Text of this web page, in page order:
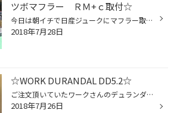
ツボマフラー ＲＭ+ｃ取付☆
今日は朝イチで日産ジュークにマフラー取付です（＾＾） マフラーはフジツボのオーソライズＲＭ+ｃです。 出口のカーボンが見た目をグッと引き締めます！！！ もちろんこの後はマフラー防錆を施工です！ さ！本日も函館はいい天気です（＾＾） 桔梗店は集中得市元気に開催中ですよ～！！！
2018年7月28日
☆WORK DURANDAL DD5.2☆
ご注文頂いていたワークさんのデュランダルが入荷しましたよ～ カラーはブラックシャンファーマシニング。１９インチです。 このマシニング部分にまでデザインが入るこだわり！すごい技術ですね～（＾＾） ちなみにコチラのホイールはブリヂストンとＷＯＲＫさんのコラボホイールなので 通常品とセ...
2018年7月26日